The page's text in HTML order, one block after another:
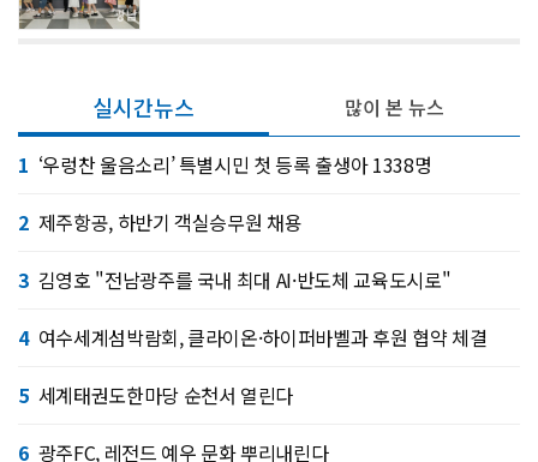
실시간뉴스
1 ‘우렁찬 울음소리’ 특별시민 첫 등록 출생아 1338명
2 제주항공, 하반기 객실승무원 채용
3 김영호 "전남광주를 국내 최대 AI·반도체 교육도시로"
4 여수세계섬박람회, 클라이온·하이퍼바벨과 후원 협약 체결
5 세계태권도한마당 순천서 열린다
6 광주FC, 레전드 예우 문화 뿌리내린다
많이 본 뉴스